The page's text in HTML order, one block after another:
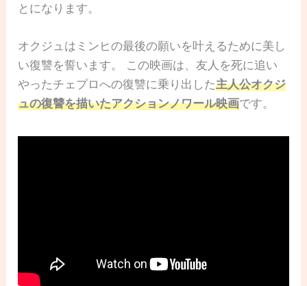
とになります。
オクジュはミンヒの最後の願いを叶えるために美し
い復讐を誓います。 この映画は、友人を死に追い
やったチェプロへの復讐に乗り出した主人公オクジ
ュの復讐を描いたアクションノワール映画です。